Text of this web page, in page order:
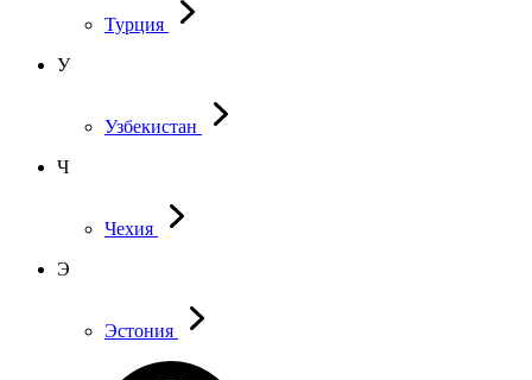
Турция
У
Узбекистан
Ч
Чехия
Э
Эстония